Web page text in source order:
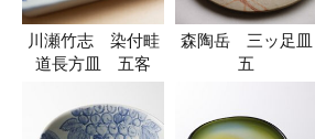
川瀬竹志 染付畦
道長方皿 五客
森陶岳 三ッ足皿
五